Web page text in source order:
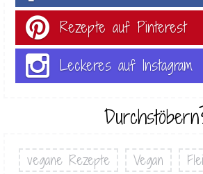
Rezepte auf Pinterest
Leckeres auf Instagram
vegane Rezepte Vegan